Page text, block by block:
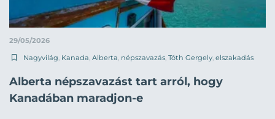
29/05/2026
Nagyvilág, Kanada, Alberta, népszavazás, Tóth Gergely, elszakadás
Alberta népszavazást tart arról, hogy
Kanadában maradjon-e